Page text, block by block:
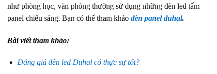
như phòng học, văn phòng thường sử dụng những đèn led tấm
panel chiếu sáng. Bạn có thể tham khảo đèn panel duhal.
Bài viết tham khảo:
Đáng giá đèn led Duhal có thực sự tốt?